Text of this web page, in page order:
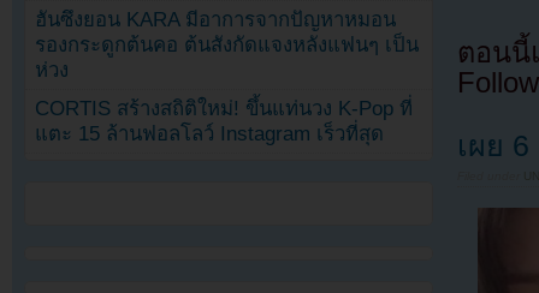
ตอนนี้
เผย
ฮันซึงยอน KARA มีอาการจากปัญหาหมอน
รองกระดูกต้นคอ ต้นสังกัดแจงหลังแฟนๆ เป็น
ห่วง
CORTIS สร้างสถิติใหม่! ขึ้นแท่นวง K-Pop ที่
แตะ 15 ล้านฟอลโลว์ Instagram เร็วที่สุด